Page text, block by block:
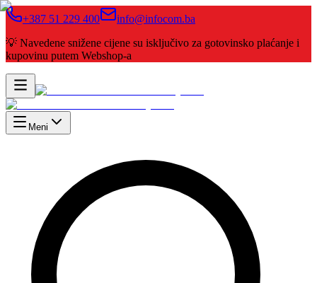
+387 51 229 400
info@infocom.ba
💡 Navedene snižene cijene su isključivo za gotovinsko plaćanje i
kupovinu putem Webshop-a
Meni